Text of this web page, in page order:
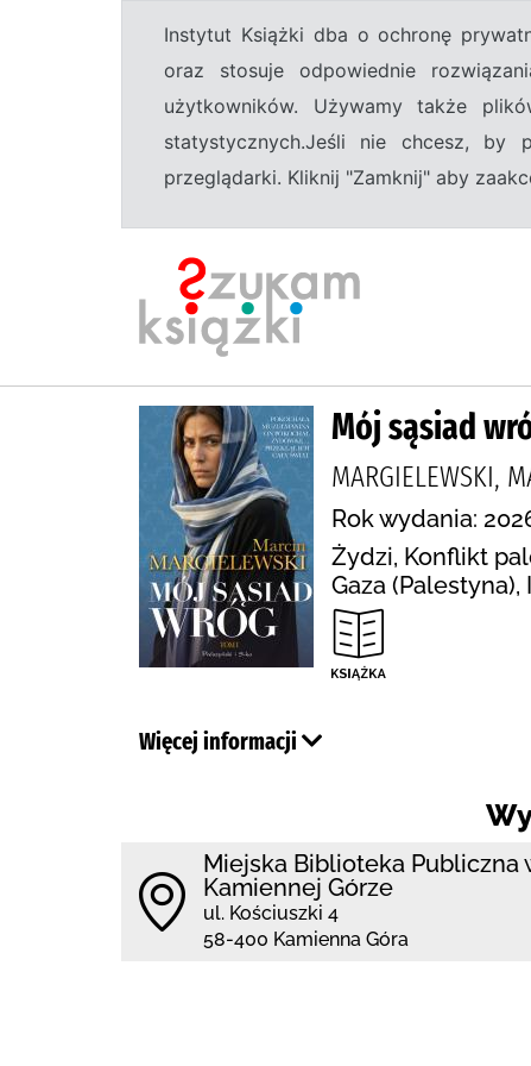
Instytut Książki dba o ochronę
oraz stosuje odpowiednie
użytkowników. Używamy także
statystycznych.Jeśli nie chcesz, by
przeglądarki. Kliknij "Zamknij" aby
Mój sąsiad
MARGIELEWSKI,
Rok wydania:
Żydzi, Konflikt
Gaza (Palestyna),
Więcej informacji
Miejska Biblioteka Publiczna
Kamiennej Górze
ul. Kościuszki 4
58-400 Kamienna Góra